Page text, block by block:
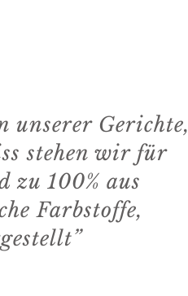
unserer Gerichte,
stehen wir für
zu 100% aus
Farbstoffe,